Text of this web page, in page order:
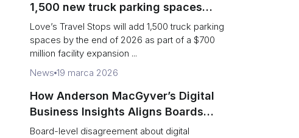
1,500 new truck parking spaces
and expanded driver services
Love’s Travel Stops will add 1,500 truck parking
spaces by the end of 2026 as part of a $700
million facility expansion ...
News 19 marca 2026
How Anderson MacGyver’s Digital
Business Insights Aligns Boards
with Supply‑Chain Transformation
Board-level disagreement about digital